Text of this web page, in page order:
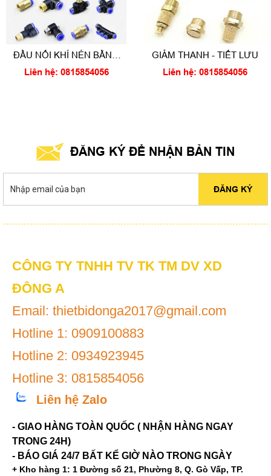
ĐẦU NỐI KHÍ NÉN BẰNG
NHỰA
Liên hệ: 0815854056
GIẢM THANH - TIẾT LƯU
Liên hệ: 0815854056
ĐĂNG KÝ ĐỂ NHẬN BẢN TIN
ĐĂNG KÝ
CÔNG TY TNHH TV TK TM DV XD
ĐÔNG A
Email: thietbidonga2017@gmail.com
Hotline 1: 0909100883
Hotline 2: 0934923945
Hotline 3: 0815854056
Liên hệ Zalo
- GIAO HÀNG TOÀN QUỐC ( NHẬN HÀNG NGAY
TRONG 24H)
- BÁO GIÁ 24/7 BẤT KỂ GIỜ NÀO TRONG NGÀY
+ Kho hàng 1: 1 Đường số 21, Phường 8, Q. Gò Vấp, TP.
HOÀN THÀNH